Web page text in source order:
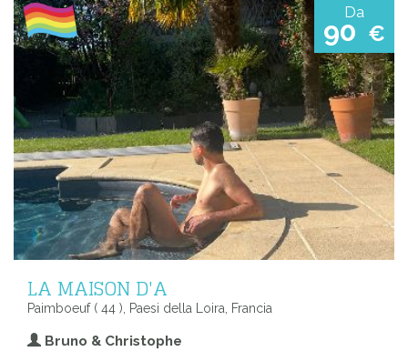
Da
90 €
LA MAISON D'A
Paimboeuf ( 44 ), Paesi della Loira, Francia
Bruno & Christophe